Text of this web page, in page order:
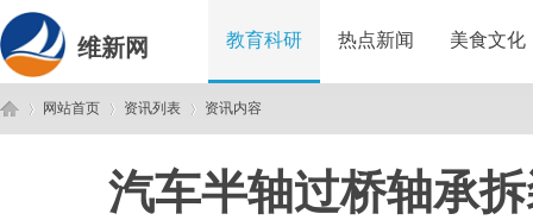
维新网 教育科研 热点新闻 美食文化
网站首页 资讯列表
›
资讯内容
汽车半轴过桥轴承